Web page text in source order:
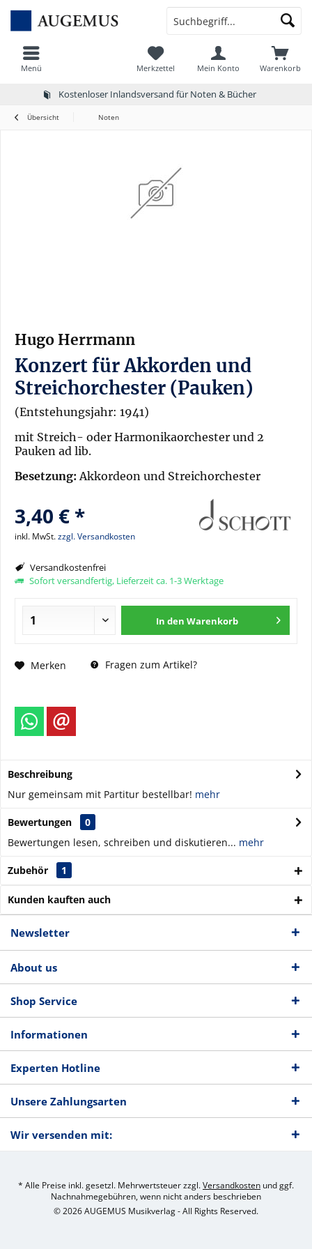
Kostenloser Inlandsversand für Noten & Bücher
Menü Warenkorb
Merkzettel Mein Konto
Übersicht Noten
Hugo Herrmann
Konzert für Akkorden und
Streichorchester (Pauken)
(Entstehungsjahr: 1941)
mit Streich- oder Harmonikaorchester und 2
Pauken ad lib.
Besetzung: Akkordeon und Streichorchester
3,40 € *
inkl. MwSt.zzgl. Versandkosten
Versandkostenfrei
Sofort versandfertig, Lieferzeit ca. 1-3 Werktage
In den Warenkorb
Merken Fragen zum Artikel?
Beschreibung
Nur gemeinsam mit Partitur bestellbar! mehr
Bewertungen
0
Bewertungen lesen, schreiben und diskutieren... mehr
Zubehör 1
Kunden kauften auch
Newsletter
About us
Shop Service
Informationen
Experten Hotline
Unsere Zahlungsarten
Wir versenden mit:
* Alle Preise inkl. gesetzl. Mehrwertsteuer zzgl.Versandkosten und ggf.
Nachnahmegebühren, wenn nicht anders beschrieben
© 2026 AUGEMUS Musikverlag - All Rights Reserved.